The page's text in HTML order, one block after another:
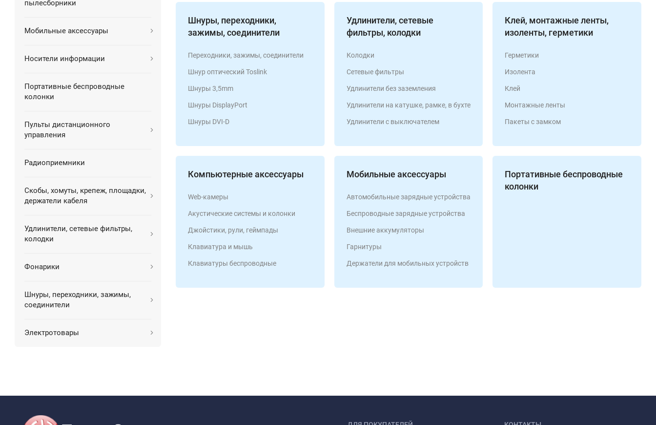
пылесборники
Мобильные аксессуары
Носители информации
Портативные беспроводные
колонки
Пульты дистанционного
управления
Радиоприемники
Скобы, хомуты, крепеж, площадки,
держатели кабеля
Удлинители, сетевые фильтры,
колодки
Фонарики
Шнуры, переходники, зажимы,
соединители
Электротовары
Шнуры, переходники,
зажимы, соединители
Переходники, зажимы, соединители
Шнур оптический Toslink
Шнуры 3,5mm
Шнуры DisplayPort
Шнуры DVI-D
Удлинители, сетевые
фильтры, колодки
Колодки
Сетевые фильтры
Удлинители без заземления
Удлинители на катушке, рамке, в бухте
Удлинители с выключателем
Клей, монтажные ленты,
изоленты, герметики
Герметики
Изолента
Клей
Монтажные ленты
Пакеты с замком
Компьютерные аксессуары
Web-камеры
Акустические системы и колонки
Джойстики, рули, геймпады
Клавиатура и мышь
Клавиатуры беспроводные
Мобильные аксессуары
Автомобильные зарядные устройства
Беспроводные зарядные устройства
Внешние аккумуляторы
Гарнитуры
Держатели для мобильных устройств
Портативные беспроводные
колонки